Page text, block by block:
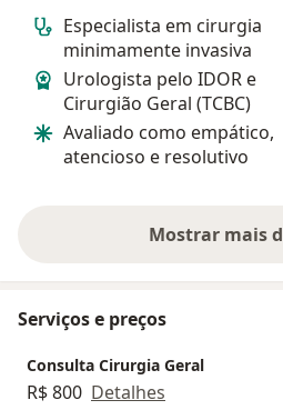
Especialista em cirurgia
minimamente invasiva
Urologista pelo IDOR e
Cirurgião Geral (TCBC)
Avaliado como empático,
atencioso e resolutivo
Mostrar mais
Serviços e preços
Consulta Cirurgia Geral
R$ 800 Detalhes